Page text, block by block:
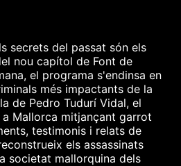
secrets del passat són els
nou capítol de Font de
el programa s'endinsa en
més impactants de la
de Pedro Tudurí Vidal, el
Mallorca mitjançant garrot
testimonis i relats de
els assassinats
societat mallorquina dels